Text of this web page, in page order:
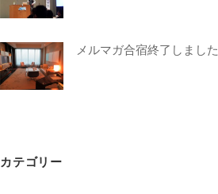
メルマガ合宿終了しました
カテゴリー